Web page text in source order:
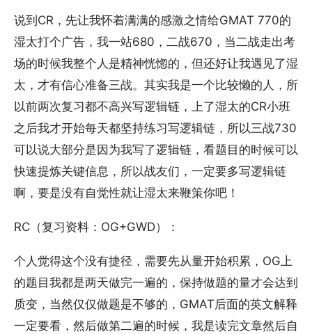
说到CR，先让我怀着满满的感激之情给GMAT 770的
湿太打个广告，我一站680，二战670，当二战走出考
场的时候我整个人是精神恍惚的，但还好让我遇见了湿
太，才有信心准备三战。其实我是一个比较懒的人，所
以前两次复习都不高兴写逻辑链，上了湿太的CR小班
之后我才开始每天都坚持练习写逻辑链，所以三战730
可以说大部分是因为我写了逻辑链，看题目的时候可以
快速提炼关键信息，所以战友们，一定要多写逻辑链
啊，要是没有自觉性就让湿太来鞭策你吧！
RC（复习资料：OG+GWD）：
个人觉得这个没有捷径，需要先从量开始积累，OG上
的题目我都是两天做完一遍的，保持做题的量才会达到
质变，当然仅仅做题是不够的，GMAT后面的英文解释
一定要看，然后做第二遍的时候，我是读完文章然后自